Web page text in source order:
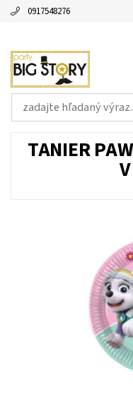
0917548276
TANIER